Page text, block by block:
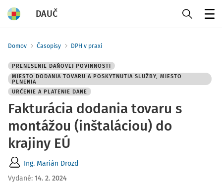
DAUČ
Domov Časopisy DPH v praxi
PRENESENIE DAŇOVEJ POVINNOSTI
MIESTO DODANIA TOVARU A POSKYTNUTIA SLUŽBY, MIESTO
PLNENIA
URČENIE A PLATENIE DANE
Fakturácia dodania tovaru s
montážou (inštaláciou) do
krajiny EÚ
Ing. Marián Drozd
Vydané: 14. 2. 2024